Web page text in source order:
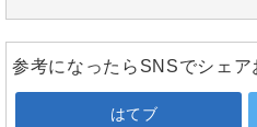
参考になったらSNSでシェア
はてブ